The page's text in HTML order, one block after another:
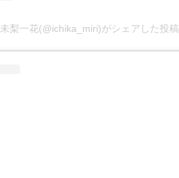
未梨一花(@ichika_miri)がシェアした投稿